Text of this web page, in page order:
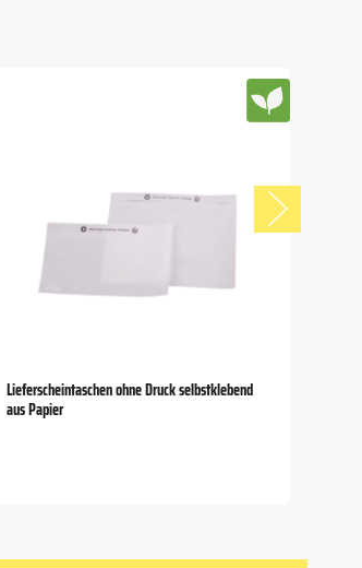
Lieferscheintaschen ohne Druck selbstklebend
aus Papier